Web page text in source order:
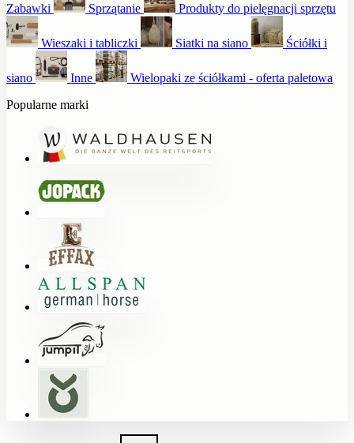
Zabawki Sprzątanie Produkty do pielęgnacji sprzętu
Wieszaki i tabliczki Siatki na siano Ściółki i
siano Inne
Wielopaki ze ściółkami - oferta paletowa
Popularne marki